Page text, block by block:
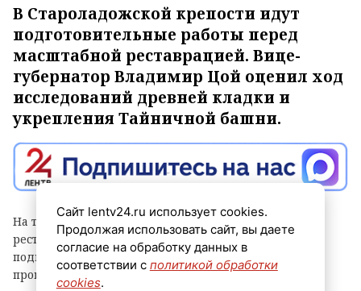
В Староладожской крепости идут
подготовительные работы перед
масштабной реставрацией. Вице-
губернатор Владимир Цой оценил ход
исследований древней кладки и
укрепления Тайничной башни.
На территории Староладожской крепости ведутся
реставрационные и археологические работы. Ход
подготовки к восстановлению древних стен и башен
проинспектировал вице-губернатор Владимир Цой.
Сайт lentv24.ru использует cookies.
Продолжая использовать сайт, вы даете
согласие на обработку данных в
соответствии с политикой обработки
cookies.